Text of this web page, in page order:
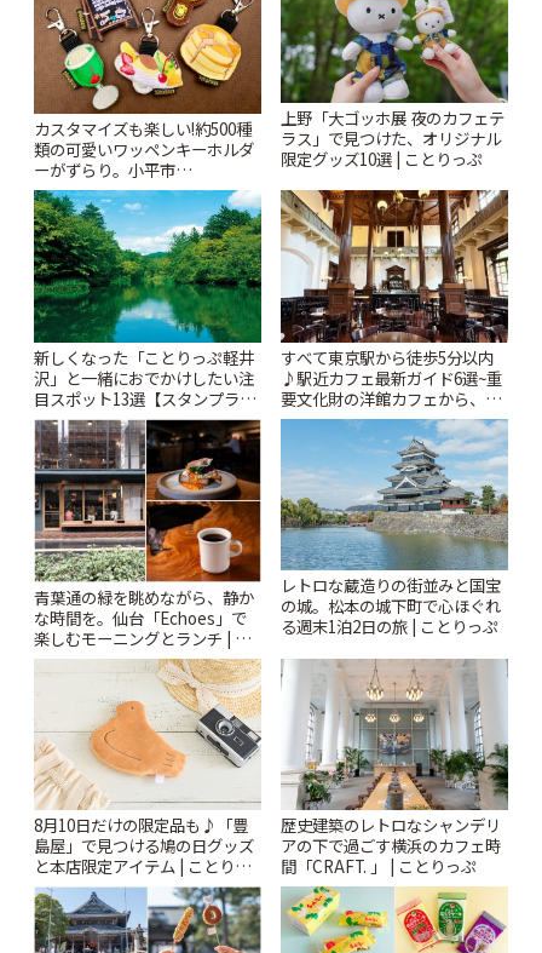
カスタマイズも楽しい!約500種
類の可愛いワッペンキーホルダ
ーがずらり。小平市
「Kimamaya T&K」 | ことりっ
ぷ
上野「大ゴッホ展 夜のカフェテ
ラス」で見つけた、オリジナル
限定グッズ10選 | ことりっぷ
新しくなった「ことりっぷ軽井
沢」と一緒におでかけしたい注
目スポット13選【スタンプラリ
ー開催中】 | ことりっぷ
すべて東京駅から徒歩5分以内
♪駅近カフェ最新ガイド6選~重
要文化財の洋館カフェから、改
札すぐのレトロ喫茶まで~ | こと
青葉通の緑を眺めながら、静か
な時間を。仙台「Echoes」で
楽しむモーニングとランチ | こ
とりっぷ
レトロな蔵造りの街並みと国宝
の城。松本の城下町で心ほぐれ
る週末1泊2日の旅 | ことりっぷ
8月10日だけの限定品も♪「豊
島屋」で見つける鳩の日グッズ
と本店限定アイテム | ことりっ
ぷ
歴史建築のレトロなシャンデリ
アの下で過ごす横浜のカフェ時
間「CRAFT. 」 | ことりっぷ